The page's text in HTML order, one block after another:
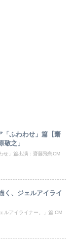
「ふわわせ」篇【齋
敬之」
せ」篇出演：齋藤飛鳥CM
く、ジェルアイライ
ルアイライナー。」篇 CM